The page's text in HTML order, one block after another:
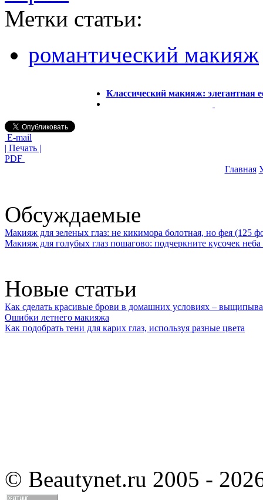
Метки статьи:
романтический макияж
Классический макияж: элегантная
E-mail
| Печать |
PDF
Главная
Обсуждаемые
Макияж для зеленых глаз: не кикимора болотная, но фея (125
Макияж для голубых глаз пошагово: подчеркните кусочек
Новые статьи
Как сделать красивые брови в домашних условиях –
Ошибки летнего макияжа
Как подобрать тени для карих глаз, используя разные цвета
© Beautynet.ru 2005 -